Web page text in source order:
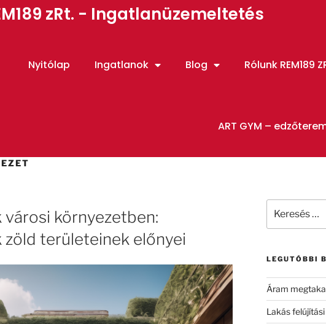
zRt. - Ingatlanüzemeltetés
Nyitólap Ingatlanok Blog Rólunk REM189
ART GYM –
városi környezetben:
zöld területeinek előnyei
LEGUTÓBBI
Áram
Lakás